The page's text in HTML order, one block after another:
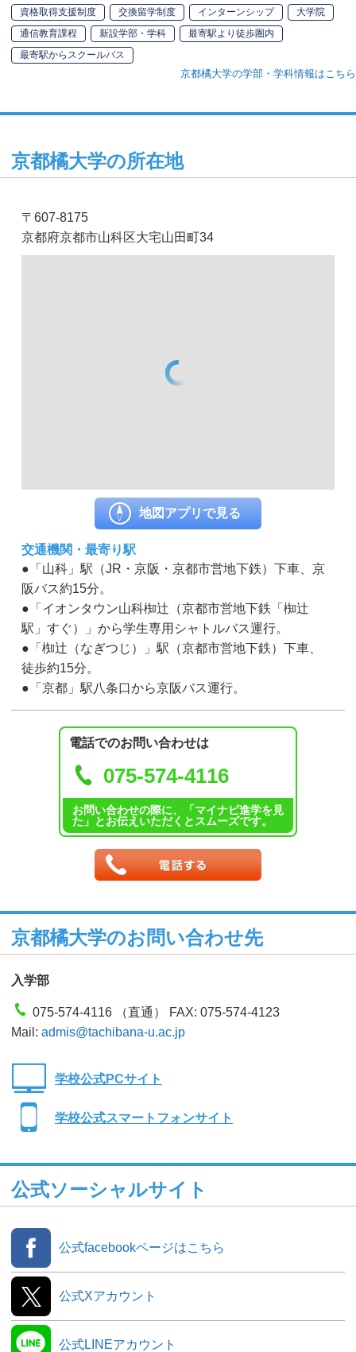
資格取得支援制度
交換留学制度 インターンシップ
大学院
通信教育課程
新設学部・学科
最寄駅より徒歩圏内
最寄駅からスクールバス
京都橘大学の学部・学科情報はこちら
京都橘大学の所在地
〒607-8175
京都府京都市山科区大宅山田町34
地図アプリで見る
交通機関・最寄り駅
●「山科」駅（JR・京阪・京都市営地下鉄）下車、京
阪バス約15分。
●「イオンタウン山科椥辻（京都市営地下鉄「椥辻
駅」すぐ）」から学生専用シャトルバス運行。
●「椥辻（なぎつじ）」駅（京都市営地下鉄）下車、
徒歩約15分。
●「京都」駅八条口から京阪バス運行。
電話でのお問い合わせは
075-574-4116
お問い合わせの際に、「マイナビ進学を見
た」とお伝えいただくとスムーズです。
京都橘大学のお問い合わせ先
入学部
075-574-4116 （直通） FAX: 075-574-4123
Mail: admis@tachibana-u.ac.jp
学校公式PCサイト
学校公式スマートフォンサイト
公式ソーシャルサイト
公式facebookページはこちら
公式Xアカウント
公式LINEアカウント